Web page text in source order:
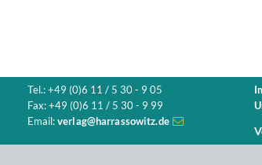
Tel.: +49 (0)6 11 / 5 30 - 9 05
Fax: +49 (0)6 11 / 5 30 - 9 99
Email: verlag@harrassowitz.de